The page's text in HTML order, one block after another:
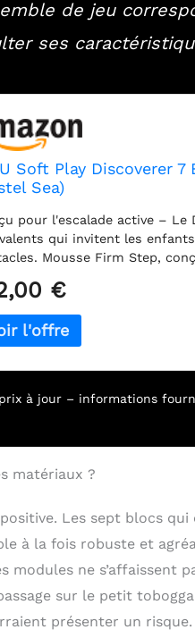
de jeu
ses
Soft Play Discoverer
Sea)
pour l'escalade active – Le
qui invitent les
Mousse Firm Step,
offrant aux enfants une
Renforce la motricité
éléments renforce les
à chaque mouvement.
avec des bords
selon des normes de
€
à jour – informations
matériaux ?
Les sept blocs
à la fois robuste et
ne s’affaissent
sur le petit
présenter un